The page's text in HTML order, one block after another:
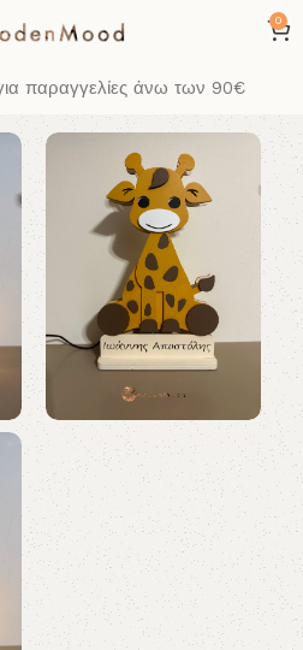
0
παραγγελίες άνω των 90€